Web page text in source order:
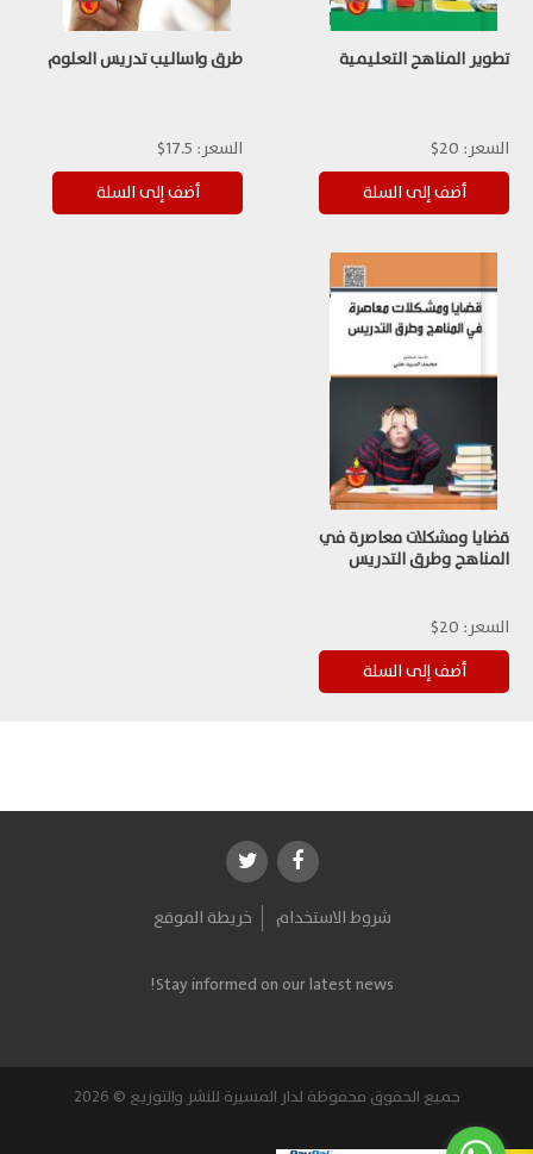
تطوير المناهج التعليمية
السعر: 20$
طرق واساليب تدريس العلوم
السعر: 17.5$
قضايا ومشكلات معاصرة في
المناهج وطرق التدريس
السعر: 20$
شروط الاستخدام خريطة الموقع
Stay informed on our latest news!
جميع الحقوق محفوظة لدار المسيرة للنشر والتوزيع © 2026